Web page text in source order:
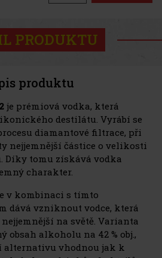
PRODUKTU
produktu
je prémiová vodka, která
destilátu. Vyrábí se
diamantové filtrace, při
nejjemnější částice o velikosti
tomu získává vodka
charakter.
v kombinaci s tímto
dává vzniknout vodce, která
na světě. Varianta
obsah alkoholu na 42 % obj.,
alternativu vhodnou jak k